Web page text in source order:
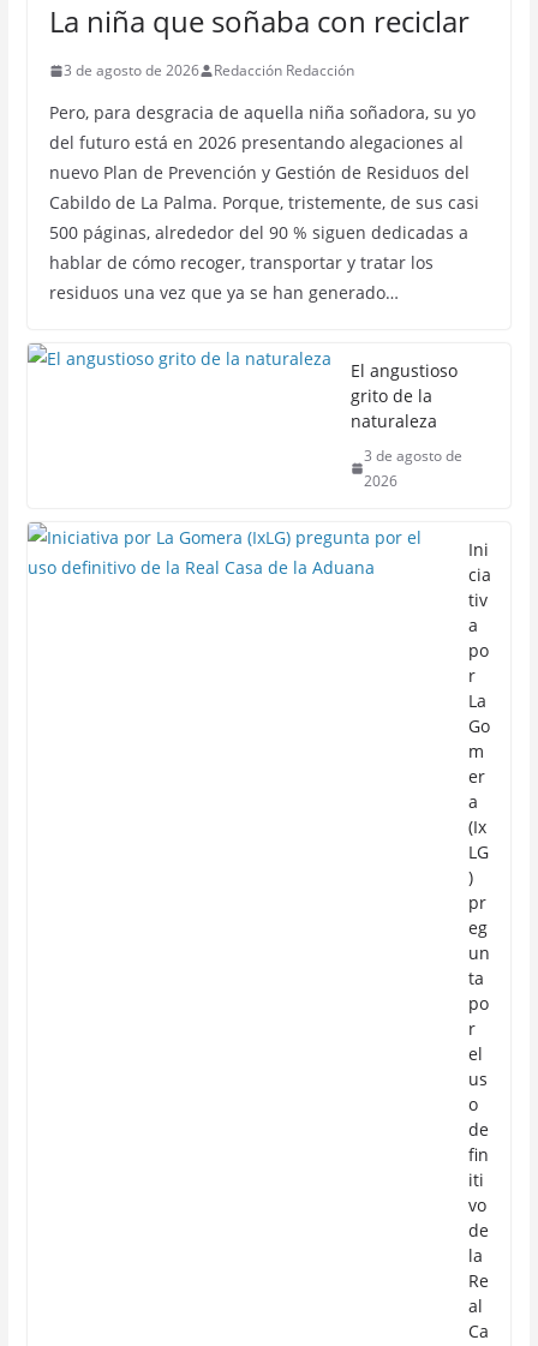
La niña que soñaba con reciclar
3 de agosto de 2026 Redacción Redacción
Pero, para desgracia de aquella niña soñadora, su yo
del futuro está en 2026 presentando alegaciones al
nuevo Plan de Prevención y Gestión de Residuos del
Cabildo de La Palma. Porque, tristemente, de sus casi
500 páginas, alrededor del 90 % siguen dedicadas a
hablar de cómo recoger, transportar y tratar los
residuos una vez que ya se han generado…
El angustioso
grito de la
naturaleza
3 de agosto de
2026
Ini
cia
tiv
a
po
r
La
Go
m
er
a
(Ix
LG
)
pr
eg
un
ta
po
r
el
us
o
de
fin
iti
vo
de
la
Re
al
Ca